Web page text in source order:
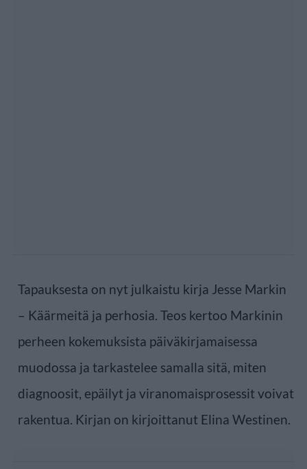
Tapauksesta on nyt julkaistu kirja Jesse Markin
– Käärmeitä ja perhosia. Teos kertoo Markinin
perheen kokemuksista päiväkirjamaisessa
muodossa ja tarkastelee samalla sitä, miten
diagnoosit, epäilyt ja viranomaisprosessit voivat
rakentua. Kirjan on kirjoittanut Elina Westinen.